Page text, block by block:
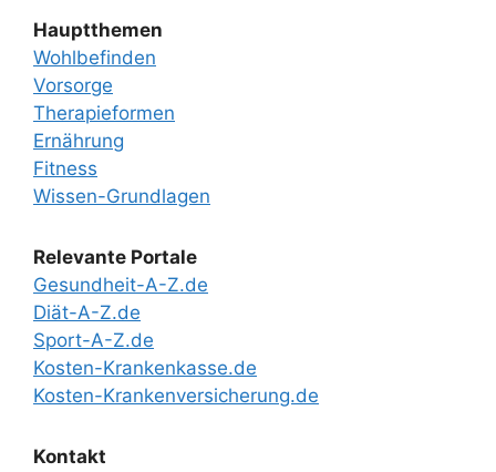
Hauptthemen
Wohlbefinden
Vorsorge
Therapieformen
Ernährung
Fitness
Wissen-Grundlagen
Relevante Portale
Gesundheit-A-Z.de
Diät-A-Z.de
Sport-A-Z.de
Kosten-Krankenkasse.de
Kosten-Krankenversicherung.de
Kontakt